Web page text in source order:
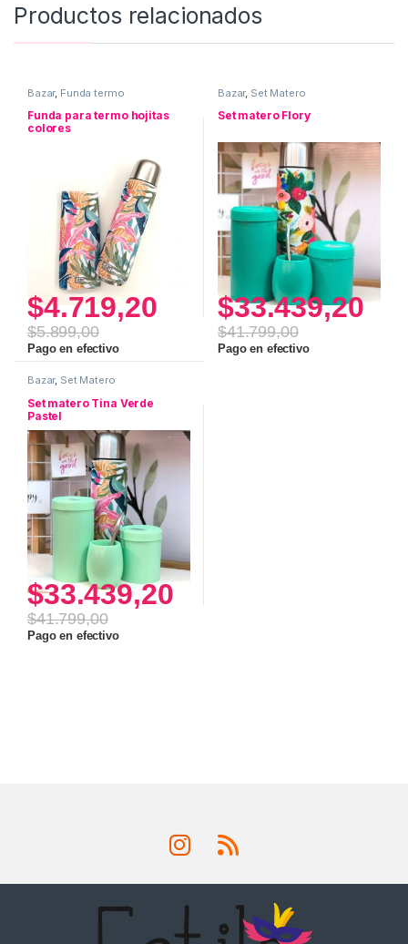
Productos relacionados
Bazar, Funda termo
Funda para termo hojitas
colores
$4.719,20
$5.899,00
Pago en efectivo
Bazar, Set Matero
Set matero Flory
$33.439,20
$41.799,00
Pago en efectivo
Bazar, Set Matero
Set matero Tina Verde
Pastel
$33.439,20
$41.799,00
Pago en efectivo